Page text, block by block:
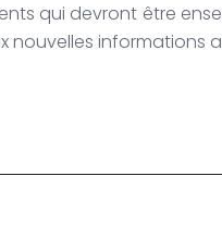
qui devront être
nouvelles